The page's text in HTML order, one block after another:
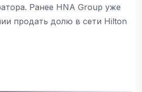
Ранее HNA Group уже
продать долю в сети Hilton